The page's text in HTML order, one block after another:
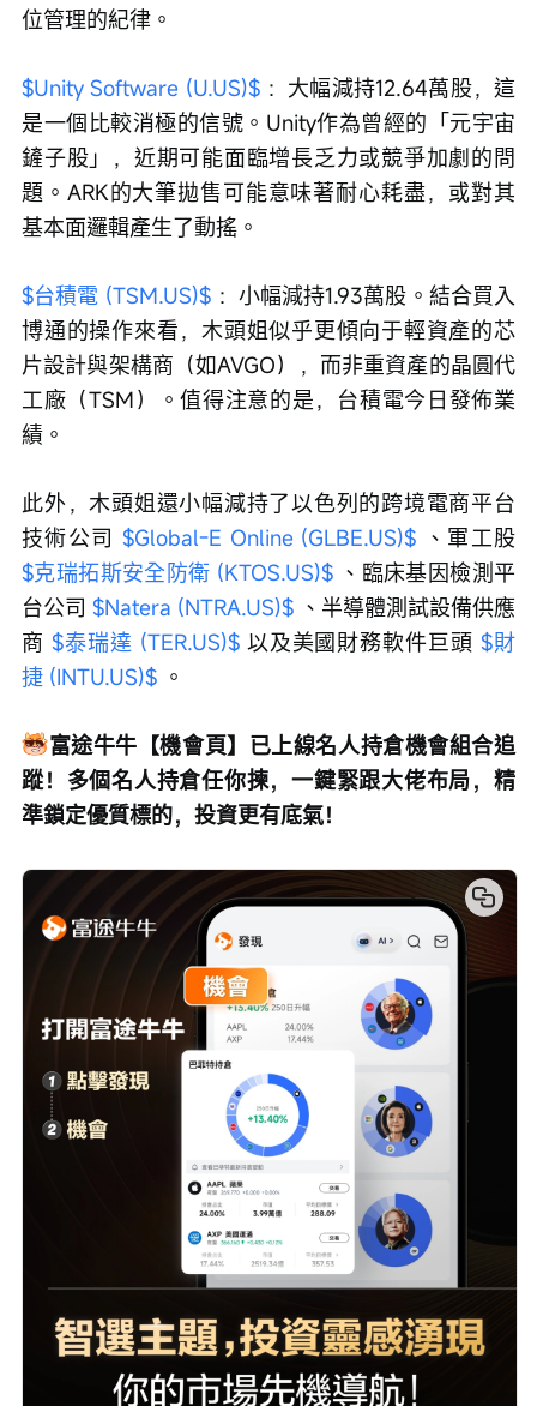
位管理的紀律。
$Unity Software (U.US)$ ：大幅減持12.64萬股，這
是一個比較消極的信號。Unity作為曾經的「元宇宙
鏟子股」，近期可能面臨增長乏力或競爭加劇的問
題。ARK的大筆拋售可能意味著耐心耗盡，或對其
基本面邏輯產生了動搖。
$台積電 (TSM.US)$ ：小幅減持1.93萬股。結合買入
博通的操作來看，木頭姐似乎更傾向于輕資產的芯
片設計與架構商（如AVGO），而非重資產的晶圓代
工廠（TSM）。值得注意的是，台積電今日發佈業
績。
此外，木頭姐還小幅減持了以色列的跨境電商平台
技術公司 $Global-E Online (GLBE.US)$ 、軍工股
$克瑞拓斯安全防衛 (KTOS.US)$ 、臨床基因檢測平
台公司 $Natera (NTRA.US)$ 、半導體測試設備供應
商 $泰瑞達 (TER.US)$ 以及美國財務軟件巨頭 $財
捷 (INTU.US)$ 。
富途牛牛【機會頁】已上線名人持倉機會組合追
蹤！多個名人持倉任你揀，一鍵緊跟大佬布局，精
準鎖定優質標的，投資更有底氣！